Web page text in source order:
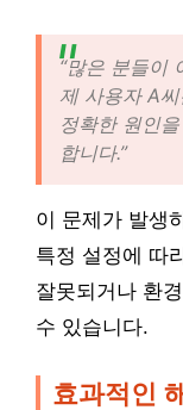
“많은 분들이
제 사용자 A
정확한 원인
합니다.”
이 문제가 발생
특정 설정에 따
잘못되거나 환
수 있습니다.
효과적인